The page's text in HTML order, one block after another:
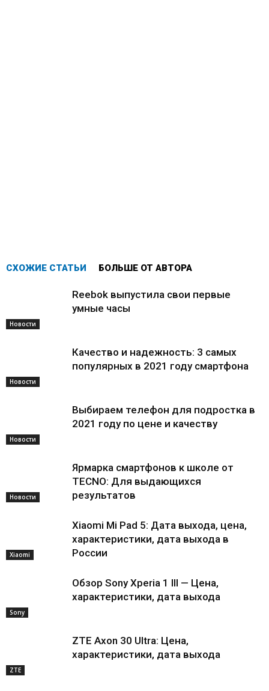
СХОЖИЕ СТАТЬИ БОЛЬШЕ ОТ АВТОРА
Новости
Reebok выпустила свои первые
умные часы
Новости
Качество и надежность: 3 самых
популярных в 2021 году смартфона
Новости
Выбираем телефон для подростка в
2021 году по цене и качеству
Новости
Ярмарка смартфонов к школе от
TECNO: Для выдающихся
результатов
Xiaomi
Xiaomi Mi Pad 5: Дата выхода, цена,
характеристики, дата выхода в
России
Sony
Обзор Sony Xperia 1 III — Цена,
характеристики, дата выхода
ZTE
ZTE Axon 30 Ultra: Цена,
характеристики, дата выхода